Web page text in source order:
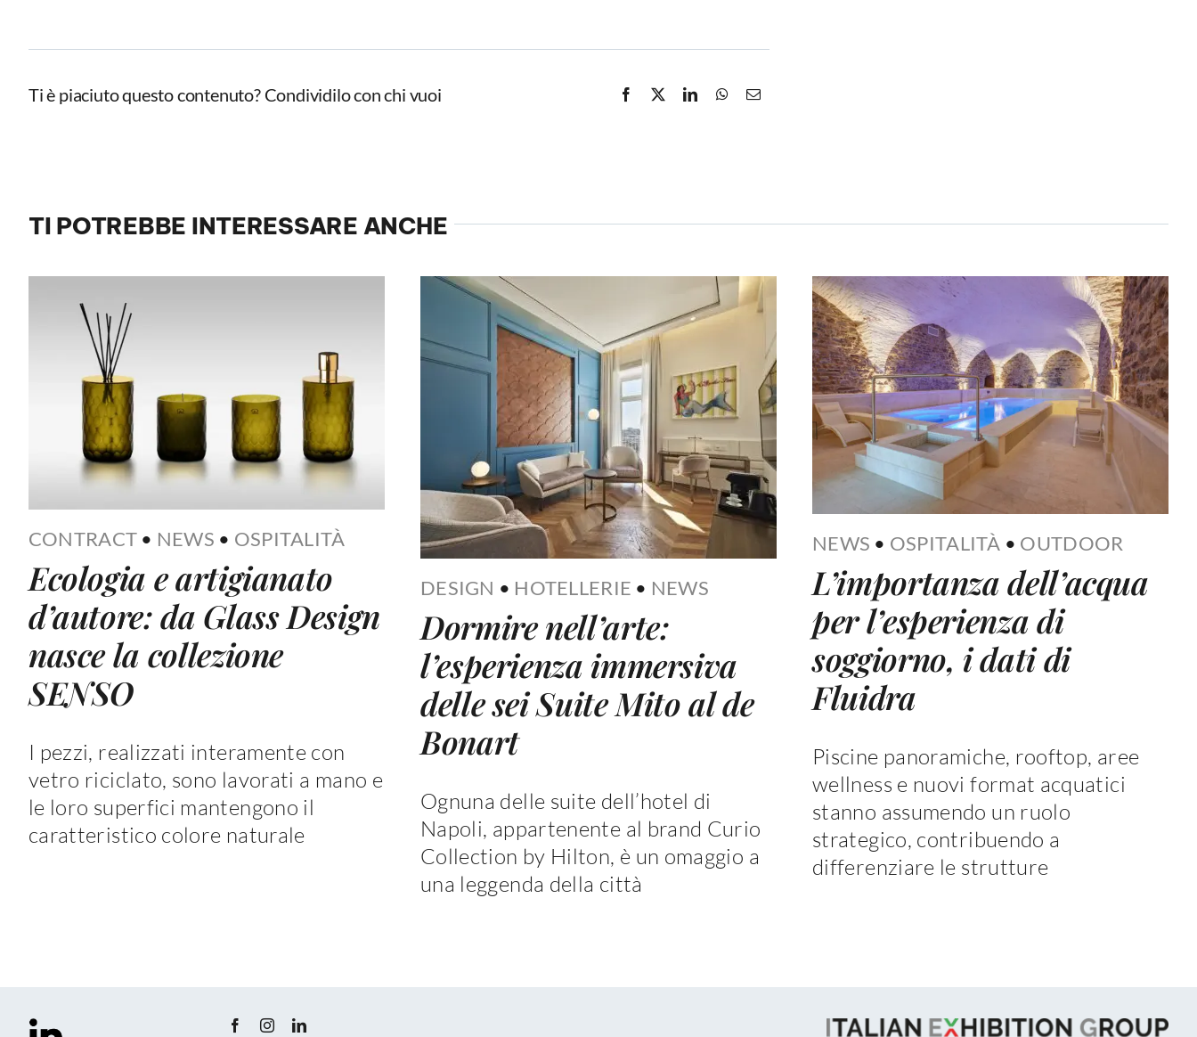
Ti è piaciuto questo contenuto? Condividilo con chi vuoi
TI POTREBBE INTERESSARE ANCHE
CONTRACT • NEWS • OSPITALITÀ
Ecologia e artigianato
d’autore: da Glass Design
nasce la collezione
SENSO
I pezzi, realizzati interamente con
vetro riciclato, sono lavorati a mano e
le loro superfici mantengono il
caratteristico colore naturale
DESIGN • HOTELLERIE • NEWS
Dormire nell’arte:
l’esperienza immersiva
delle sei Suite Mito al de
Bonart
Ognuna delle suite dell’hotel di
Napoli, appartenente al brand Curio
Collection by Hilton, è un omaggio a
una leggenda della città
NEWS • OSPITALITÀ • OUTDOOR
L’importanza dell’acqua
per l’esperienza di
soggiorno, i dati di
Fluidra
Piscine panoramiche, rooftop, aree
wellness e nuovi format acquatici
stanno assumendo un ruolo
strategico, contribuendo a
differenziare le strutture